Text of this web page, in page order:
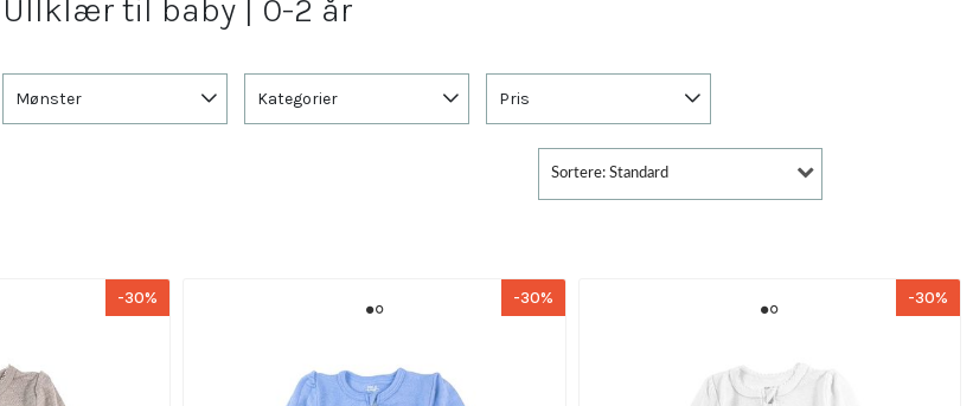
Ullklær til baby | 0-2 år
Mønster Kategorier Pris
Sortere: Standard
-30% -30% -30%